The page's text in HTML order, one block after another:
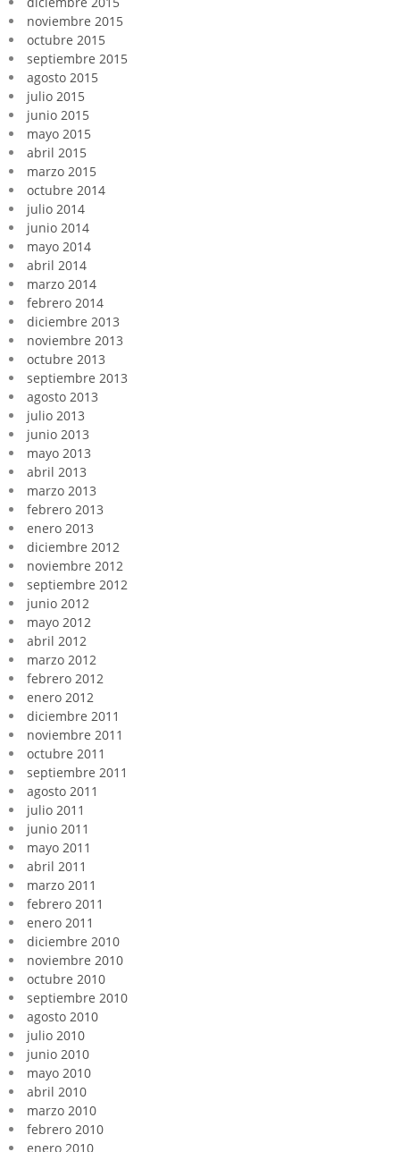
noviembre 2015
octubre 2015
septiembre 2015
agosto 2015
julio 2015
junio 2015
mayo 2015
abril 2015
marzo 2015
octubre 2014
julio 2014
junio 2014
mayo 2014
abril 2014
marzo 2014
febrero 2014
diciembre 2013
noviembre 2013
octubre 2013
septiembre 2013
agosto 2013
julio 2013
junio 2013
mayo 2013
abril 2013
marzo 2013
febrero 2013
enero 2013
diciembre 2012
noviembre 2012
septiembre 2012
junio 2012
mayo 2012
abril 2012
marzo 2012
febrero 2012
enero 2012
diciembre 2011
noviembre 2011
octubre 2011
septiembre 2011
agosto 2011
julio 2011
junio 2011
mayo 2011
abril 2011
marzo 2011
febrero 2011
enero 2011
diciembre 2010
noviembre 2010
octubre 2010
septiembre 2010
agosto 2010
julio 2010
junio 2010
mayo 2010
abril 2010
marzo 2010
febrero 2010
enero 2010